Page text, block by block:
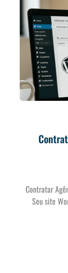
Contratar
Seu site